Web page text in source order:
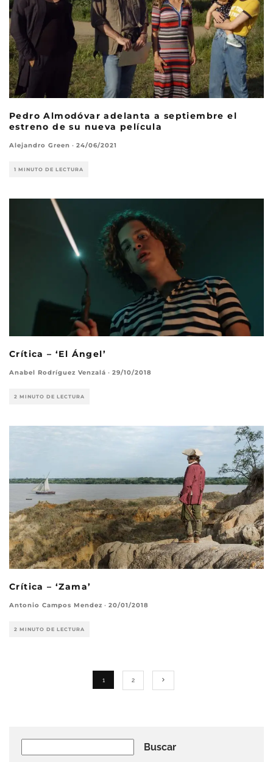
Pedro Almodóvar adelanta a septiembre el
estreno de su nueva película
Alejandro Green · 24/06/2021
1 MINUTO DE LECTURA
Crítica – ‘El Ángel’
Anabel Rodríguez Venzalá · 29/10/2018
2 MINUTO DE LECTURA
Crítica – ‘Zama’
Antonio Campos Mendez · 20/01/2018
2 MINUTO DE LECTURA
1 2
Buscar